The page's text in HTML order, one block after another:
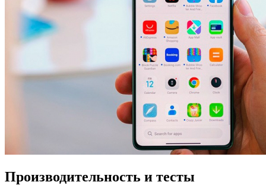
Производительность и тесты